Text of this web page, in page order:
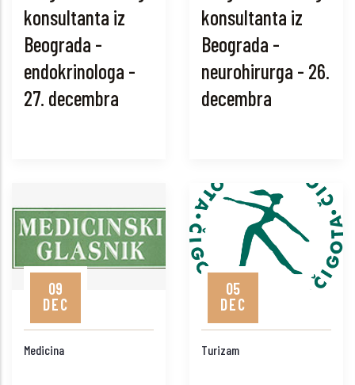
konsultanta iz
Beograda -
endokrinologa -
27. decembra
konsultanta iz
Beograda -
neurohirurga - 26.
decembra
09
DEC
Medicina
05
DEC
Turizam